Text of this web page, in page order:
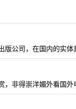
公司，在国内的实体
，非得崇洋媚外看国